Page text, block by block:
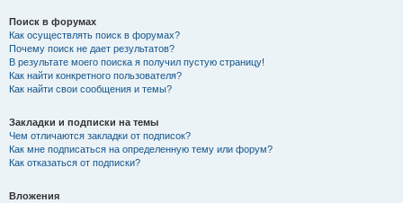
Поиск в форумах
Как осуществлять поиск в форумах?
Почему поиск не дает результатов?
В результате моего поиска я получил пустую страницу!
Как найти конкретного пользователя?
Как найти свои сообщения и темы?
Закладки и подписки на темы
Чем отличаются закладки от подписок?
Как мне подписаться на определенную тему или форум?
Как отказаться от подписки?
Вложения